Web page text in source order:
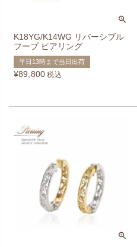
K18YG/K14WG リバーシブル
フープ ピアリング
平日13時まで当日出荷
¥89,800 税込